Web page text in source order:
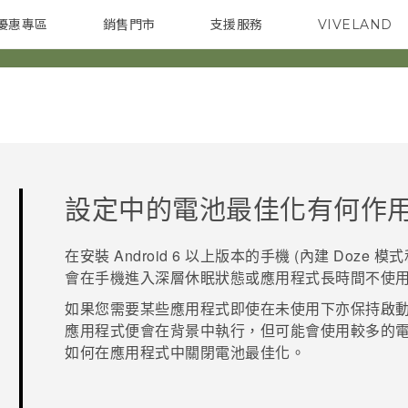
智慧型手機 配件
惠專區
點訊息 校園專案 企業採購
銷售門市
銷售通路 支援服務 VIVELAND
設定中的電池最佳化有何作
在安裝Android 6 以上版本的手機 (內建 Doze 模
會在手機進入深層休眠狀態或應用程式長時間不使
如果您需要某些應用程式即使在未使用下亦保持啟
應用程式便會在背景中執行，但可能會使用較多的
如何在應用程式中關閉電池最佳化。